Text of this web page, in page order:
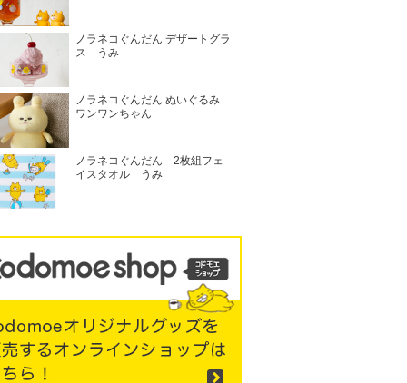
ノラネコぐんだん デザートグラ
ス うみ
ノラネコぐんだん ぬいぐるみ
ワンワンちゃん
ノラネコぐんだん 2枚組フェ
イスタオル うみ